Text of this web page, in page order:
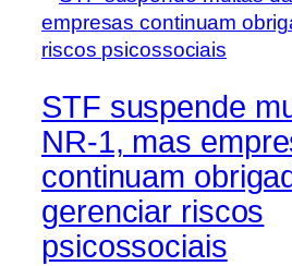
STF suspende
NR-1, mas
continuam
gerenciar riscos
psicossociais